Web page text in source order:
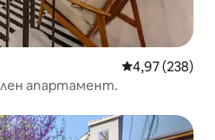
Средна
4,97 (238)
апартамент.